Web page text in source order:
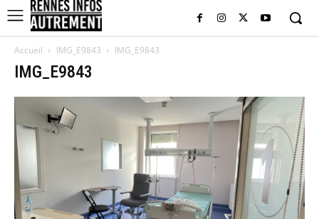
Accueil IMG_E9843 IMG_E9843
IMG_E9843